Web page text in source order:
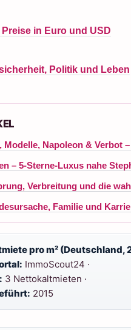
in Euro und USD
Politik und Leben
Napoleon & Verbot
– 5-Sterne-Luxus nahe
Verbreitung und die
Familie und
pro m² (Deutschland,
ImmoScout24 ·
3 Nettokaltmieten ·
2015